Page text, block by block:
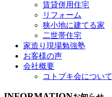
賃貸併用住宅
リフォーム
狭小地に建てる家
二世帯住宅
家造り現場勉強塾
お客様の声
会社概要
コトブキ会について